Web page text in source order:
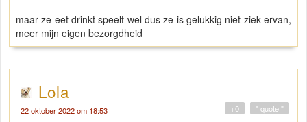
maar ze eet drinkt speelt wel dus ze is gelukkig niet ziek ervan,
meer mijn eigen bezorgdheid
Lola
22 oktober 2022 om 18:53 " quote "
+0